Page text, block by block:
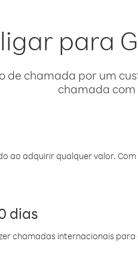
para
de chamada por um
chamada
ao adquirir qualquer valor.
dias
chamadas internacionais